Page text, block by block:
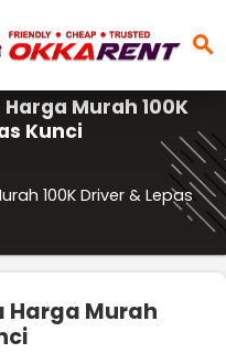
search
Murah 100K
Kunci
100K Driver & Lepas
Harga Murah